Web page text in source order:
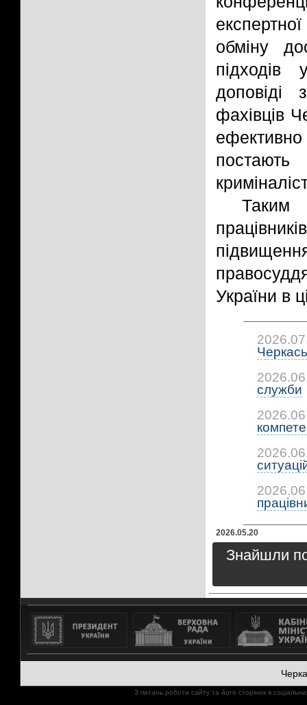
обміну
підходів
доповіді
фахівців
Таким
України в
служби
2026.05.20
Знайшли
З питань роботи сайту та його сторінок в